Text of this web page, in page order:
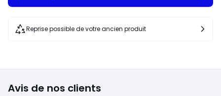
Reprise possible de votre ancien produit
Avis de nos clients